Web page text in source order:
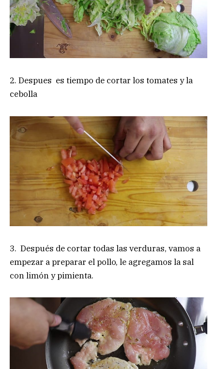
2. Despues es tiempo de cortar los tomates y la
cebolla
3. Después de cortar todas las verduras, vamos a
empezar a preparar el pollo, le agregamos la sal
con limón y pimienta.